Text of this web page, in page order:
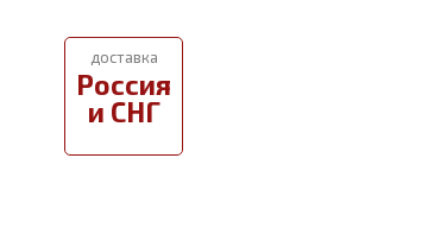
доставка
Россия
и СНГ